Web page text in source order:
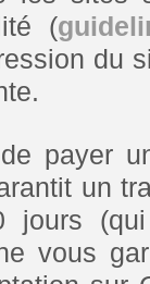
(
du
payer
un
jours
vous